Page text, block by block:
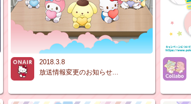
2018.3.8
放送情報変更のお知らせ...